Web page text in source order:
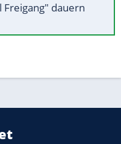
Freigang" dauern